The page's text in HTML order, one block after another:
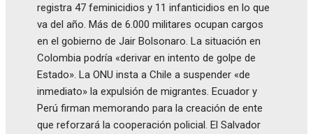
registra 47 feminicidios y 11 infanticidios en lo que
va del año. Más de 6.000 militares ocupan cargos
en el gobierno de Jair Bolsonaro. La situación en
Colombia podría «derivar en intento de golpe de
Estado». La ONU insta a Chile a suspender «de
inmediato» la expulsión de migrantes. Ecuador y
Perú firman memorando para la creación de ente
que reforzará la cooperación policial. El Salvador